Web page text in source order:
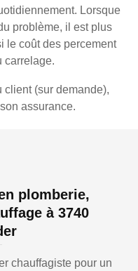
Lorsque
problème, il est plus
le coût des percement
carrelage.
client (sur demande),
assurance.
plomberie,
à 3740
chauffagiste pour un